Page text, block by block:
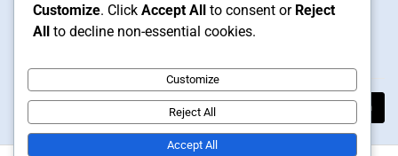
Cookie-uri și urmărire
Search
for:
Customize. Click Accept All to consent or Reject
All to decline non-essential cookies.
Customize
Reject All
Accept All